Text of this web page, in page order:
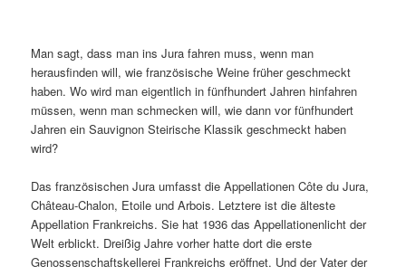
Man sagt, dass man ins Jura fahren muss, wenn man
herausfinden will, wie französische Weine früher geschmeckt
haben. Wo wird man eigentlich in fünfhundert Jahren hinfahren
müssen, wenn man schmecken will, wie dann vor fünfhundert
Jahren ein Sauvignon Steirische Klassik geschmeckt haben
wird?
Das französischen Jura umfasst die Appellationen Côte du Jura,
Château-Chalon, Etoile und Arbois. Letztere ist die älteste
Appellation Frankreichs. Sie hat 1936 das Appellationenlicht der
Welt erblickt. Dreißig Jahre vorher hatte dort die erste
Genossenschaftskellerei Frankreichs eröffnet. Und der Vater der